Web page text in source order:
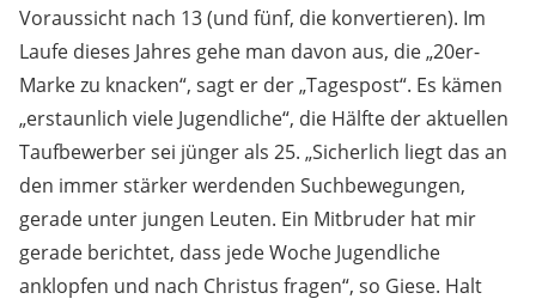
Voraussicht nach 13 (und fünf, die konvertieren). Im
Laufe dieses Jahres gehe man davon aus, die „20er-
Marke zu knacken“, sagt er der „Tagespost“. Es kämen
„erstaunlich viele Jugendliche“, die Hälfte der aktuellen
Taufbewerber sei jünger als 25. „Sicherlich liegt das an
den immer stärker werdenden Suchbewegungen,
gerade unter jungen Leuten. Ein Mitbruder hat mir
gerade berichtet, dass jede Woche Jugendliche
anklopfen und nach Christus fragen“, so Giese. Halt